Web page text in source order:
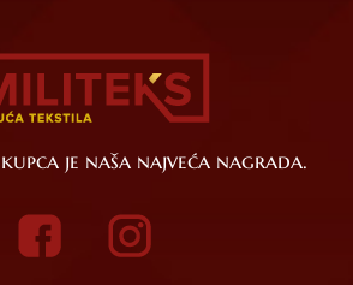
je naša najveća nagrada.